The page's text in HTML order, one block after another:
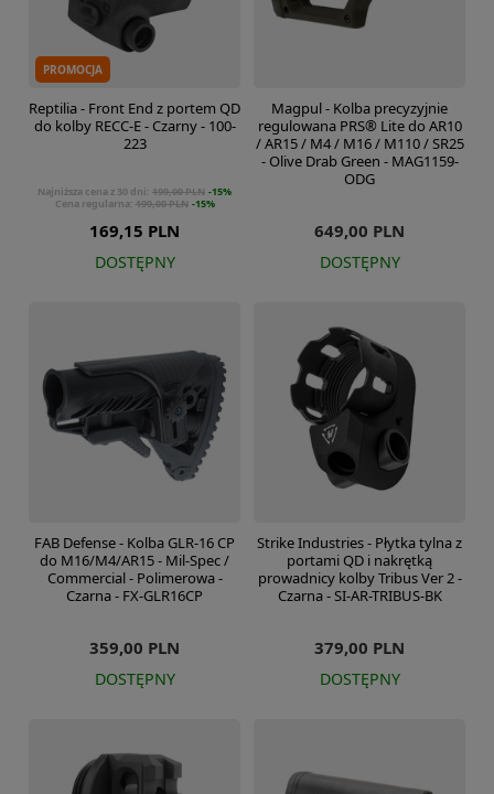
PROMOCJA
Reptilia - Front End z portem QD
do kolby RECC-E - Czarny - 100-
223
169,15 PLN
Najniższa cena z 30 dni: 199,00 PLN -15%
Cena regularna: 199,00 PLN -15%
DOSTĘPNY
Magpul - Kolba precyzyjnie
regulowana PRS® Lite do AR10
/ AR15 / M4 / M16 / M110 / SR25
- Olive Drab Green - MAG1159-
ODG
649,00 PLN
DOSTĘPNY
FAB Defense - Kolba GLR-16 CP
do M16/M4/AR15 - Mil-Spec /
Commercial - Polimerowa -
Czarna - FX-GLR16CP
359,00 PLN
DOSTĘPNY
Strike Industries - Płytka tylna z
portami QD i nakrętką
prowadnicy kolby Tribus Ver 2 -
Czarna - SI-AR-TRIBUS-BK
379,00 PLN
DOSTĘPNY